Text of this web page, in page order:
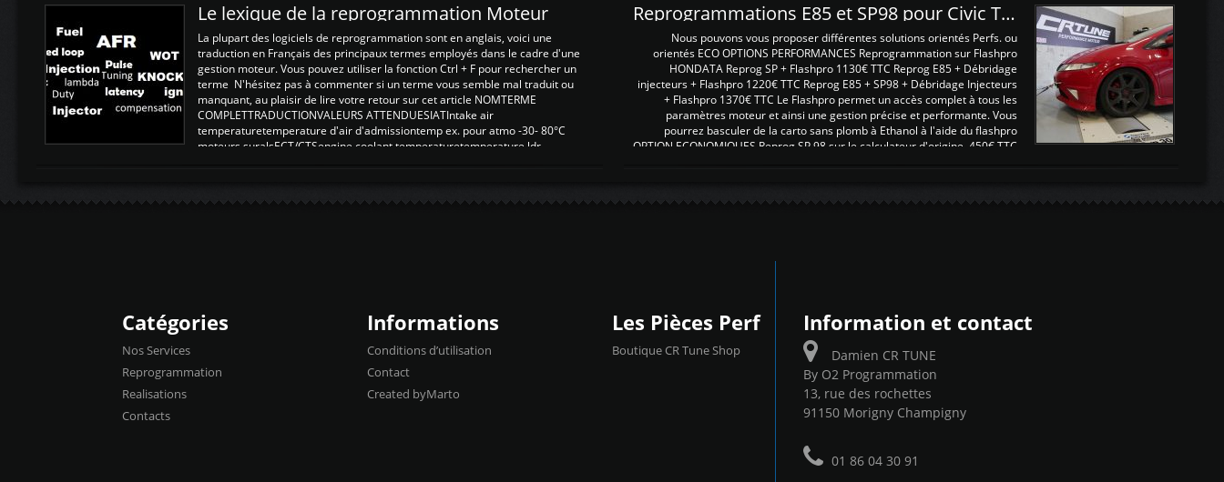
Le lexique de la reprogrammation Moteur
La plupart des logiciels de reprogrammation sont en anglais, voici une
traduction en Français des principaux termes employés dans le cadre d'une
gestion moteur. Vous pouvez utiliser la fonction Ctrl + F pour rechercher un
terme N'hésitez pas à commenter si un terme vous semble mal traduit ou
manquant, au plaisir de lire votre retour sur cet article NOMTERME
COMPLETTRADUCTIONVALEURS ATTENDUESIATIntake air
temperaturetemperature d'air d'admissiontemp ex. pour atmo -30- 80°C
moteurs suralsECT/CTSengine coolant temperaturetemperature ldr
Reprogrammations E85 et SP98 pour Civic Type R FN2
Nous pouvons vous proposer différentes solutions orientés Perfs. ou
orientés ECO OPTIONS PERFORMANCES Reprogrammation sur Flashpro
HONDATA Reprog SP + Flashpro 1130€ TTC Reprog E85 + Débridage
injecteurs + Flashpro 1220€ TTC Reprog E85 + SP98 + Débridage Injecteurs
+ Flashpro 1370€ TTC Le Flashpro permet un accès complet à tous les
paramètres moteur et ainsi une gestion précise et performante. Vous
pourrez basculer de la carto sans plomb à Ethanol à l'aide du flashpro
OPTION ECONOMIQUES Reprog SP 98 sur le calculateur d'origine 450€ TTC
Catégories
Nos Services
Reprogrammation
Realisations
Contacts
Informations
Conditions d’utilisation
Contact
Created byMarto
Les Pièces Perf
Boutique CR Tune Shop
Information et contact
Damien CR TUNE
By O2 Programmation
13, rue des rochettes
91150 Morigny Champigny
01 86 04 30 91